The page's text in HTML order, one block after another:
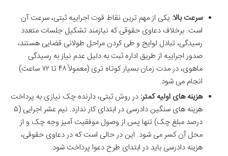
سرعت بالا: یکی از مهم ترین نقاط قوت اجراییه ثبتی، سرعت آن
است. برخلاف دعاوی حقوقی که نیازمند تشکیل جلسات متعدد
رسیدگی، تبادل لوایح و طی کردن مراحل طولانی قضایی هستند،
صدور اجراییه از طریق اداره ثبت به دلیل عدم نیاز به رسیدگی
ماهوی، در مدت زمان بسیار کوتاه تری (معمولاً ۴۸ تا ۷۲ ساعت)
انجام می شود.
هزینه های اولیه کمتر: در روش ثبتی، دارنده چک نیازی به پرداخت
هزینه های سنگین دادرسی در ابتدای کار ندارد. نیم عشر اجرایی (۵
درصد مبلغ چک) تنها پس از وصول موفقیت آمیز وجه چک و از
محل آن کسر می شود. این در حالی است که در دعاوی حقوقی،
هزینه دادرسی باید در ابتدای طرح دعوا پرداخت شود.